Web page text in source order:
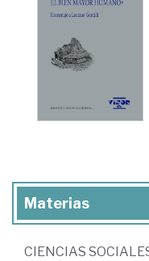
Materias
CIENCIAS